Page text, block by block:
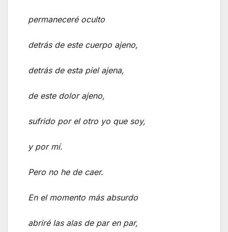
permaneceré oculto
detrás de este cuerpo ajeno,
detrás de esta piel ajena,
de este dolor ajeno,
sufrido por el otro yo que soy,
y por mí.
Pero no he de caer.
En el momento más absurdo
abriré las alas de par en par,